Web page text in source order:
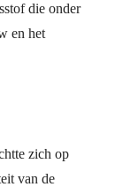
die onder
en het
zich op
van de